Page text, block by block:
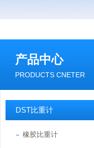
产品中心
PRODUCTS CNETER
DST比重计
橡胶比重计